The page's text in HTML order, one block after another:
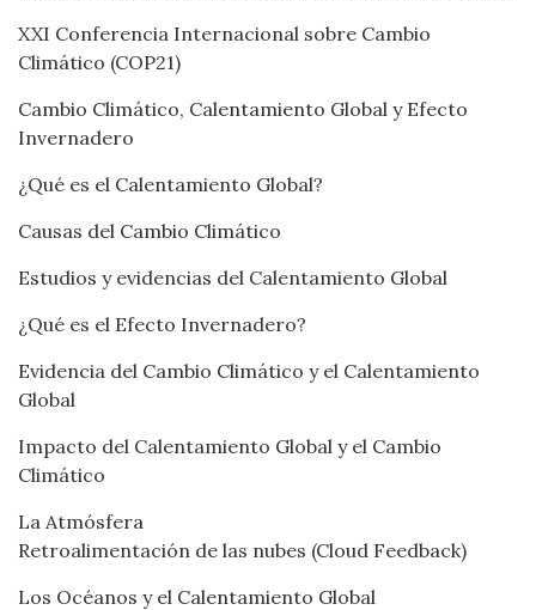
XXI Conferencia Internacional sobre Cambio
Climático (COP21)
Cambio Climático, Calentamiento Global y Efecto
Invernadero
¿Qué es el Calentamiento Global?
Causas del Cambio Climático
Estudios y evidencias del Calentamiento Global
¿Qué es el Efecto Invernadero?
Evidencia del Cambio Climático y el Calentamiento
Global
Impacto del Calentamiento Global y el Cambio
Climático
La Atmósfera
Retroalimentación de las nubes (Cloud Feedback)
Los Océanos y el Calentamiento Global